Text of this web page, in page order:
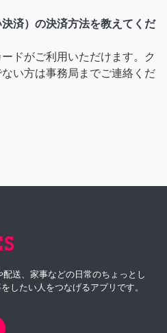
済）の決済方法を教えてくだ
ドがご利用いただけます。ク
い方は事務局までご連絡くだ
送、家事などの日常のちょっとし
したい人をつなげるアプリです。